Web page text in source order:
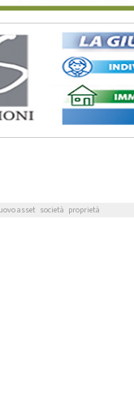
asset società proprietà